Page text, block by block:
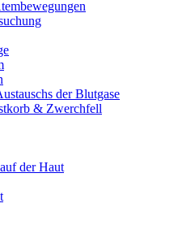
der Blutgase
& Zwerchfell
der Haut